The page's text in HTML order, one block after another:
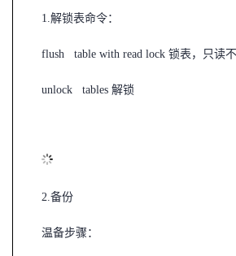
1.解锁表命令：
flush table with read lock 锁表，只读
unlock tables 解锁
2.备份
温备步骤：